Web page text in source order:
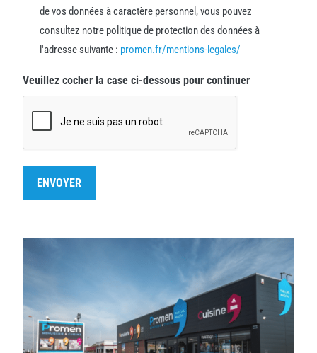
de vos données à caractère personnel, vous pouvez
consultez notre politique de protection des données à
l'adresse suivante : promen.fr/mentions-legales/
Veuillez cocher la case ci-dessous pour continuer